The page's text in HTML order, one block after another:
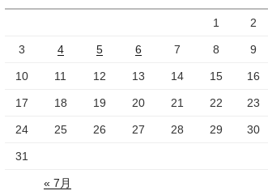
1 2
3 4 5 6 7 8 9
10 11 12 13 14 15 16
17 18 19 20 21 22 23
24 25 26 27 28 29 30
31
« 7月